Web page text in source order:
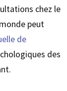
chez le
peut
de
des